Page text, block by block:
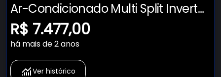
Ar-Condicionado Multi Split Inverter
R-32 Daikin 18.000 BTUs (2x Evap HW
9.000) Quente/Frio 220V
R$ 7.477,00
há mais de 2 anos
Ver histórico